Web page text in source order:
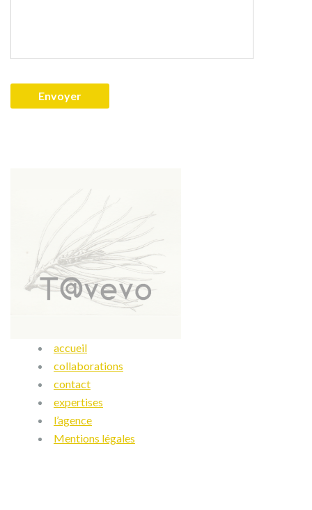
accueil
collaborations
contact
expertises
l’agence
Mentions légales